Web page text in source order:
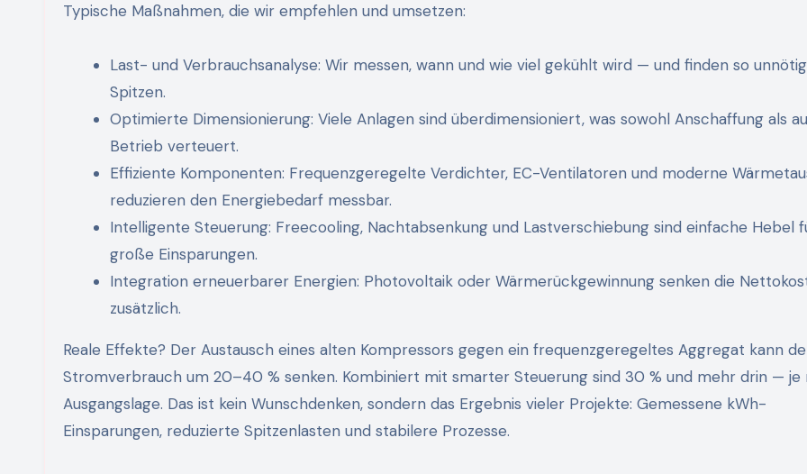
Typische Maßnahmen, die wir empfehlen und umsetzen:
Last- und Verbrauchsanalyse: Wir messen, wann und wie viel gekühlt wird — und finden so
Spitzen.
Optimierte Dimensionierung: Viele Anlagen sind überdimensioniert, was sowohl Anschaffung als
Betrieb verteuert.
Effiziente Komponenten: Frequenzgeregelte Verdichter, EC-Ventilatoren und moderne
reduzieren den Energiebedarf messbar.
Intelligente Steuerung: Freecooling, Nachtabsenkung und Lastverschiebung sind einfache Hebel
große Einsparungen.
Integration erneuerbarer Energien: Photovoltaik oder Wärmerückgewinnung senken die
zusätzlich.
Reale Effekte? Der Austausch eines alten Kompressors gegen ein frequenzgeregeltes Aggregat kann
Stromverbrauch um 20–40 % senken. Kombiniert mit smarter Steuerung sind 30 % und mehr drin — je
Ausgangslage. Das ist kein Wunschdenken, sondern das Ergebnis vieler Projekte: Gemessene kWh-
Einsparungen, reduzierte Spitzenlasten und stabilere Prozesse.